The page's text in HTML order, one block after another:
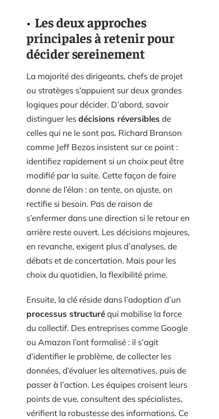
Les deux approches
principales à retenir pour
décider sereinement
La majorité des dirigeants, chefs de projet
ou stratèges s’appuient sur deux grandes
logiques pour décider. D’abord, savoir
distinguer lesdécisions réversibles de
celles qui ne le sont pas. Richard Branson
comme Jeff Bezos insistent sur ce point :
identifiez rapidement si un choix peut être
modifié par la suite. Cette façon de faire
donne de l’élan : on tente, on ajuste, on
rectifie si besoin. Pas de raison de
s’enfermer dans une direction si le retour en
arrière reste ouvert. Les décisions majeures,
en revanche, exigent plus d’analyses, de
débats et de concertation. Mais pour les
choix du quotidien, la flexibilité prime.
Ensuite, la clé réside dans l’adoption d’un
processus structuréqui mobilise la force
du collectif. Des entreprises comme Google
ou Amazon l’ont formalisé : il s’agit
d’identifier le problème, de collecter les
données, d’évaluer les alternatives, puis de
passer à l’action. Les équipes croisent leurs
points de vue, consultent des spécialistes,
vérifient la robustesse des informations. Ce